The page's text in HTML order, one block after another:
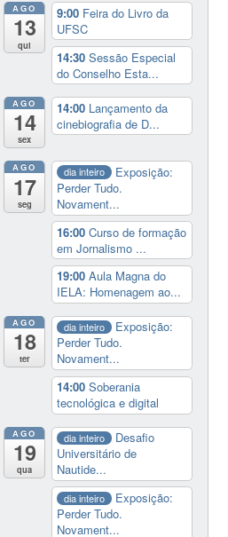
AGO
13
qui
9:00 Feira do Livro da
UFSC
14:30Sessão Especial
do Conselho Esta...
AGO
14
sex
14:00 Lançamento da
cinebiografia de D...
AGO
17
seg
dia inteiro
Exposição:
Perder Tudo.
Novament...
16:00Curso de formação
em Jornalismo ...
19:00Aula Magna do
IELA: Homenagem ao...
AGO
18
ter
dia inteiro
Exposição:
Perder Tudo.
Novament...
14:00Soberania
tecnológica e digital
AGO
19
qua
dia inteiro
Desafio
Universitário de
Nautide...
dia inteiro
Exposição:
Perder Tudo.
Novament...